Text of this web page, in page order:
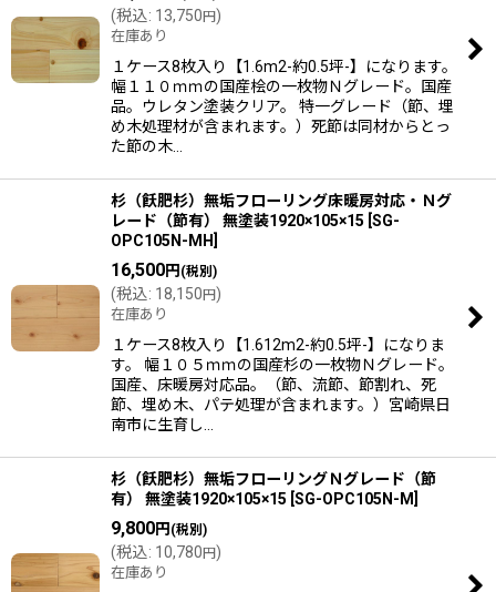
(税込: 13,750 円 )
在庫あり
１ケース8枚入り【1.6m2-約0.5坪-】になります。
幅１１０ｍｍの国産桧の一枚物Ｎグレード。国産
品。ウレタン塗装クリア。 特一グレード（節、埋
め木処理材が含まれます。）死節は同材からとっ
た節の木…
杉（飫肥杉）無垢フローリング床暖房対応・Ｎグ
レード（節有） 無塗装1920×105×15 SG-
OPC105N-MH
16,500円 (税別)
(税込: 18,150 円 )
在庫あり
１ケース8枚入り【1.612m2-約0.5坪-】になりま
す。 幅１０５ｍｍの国産杉の一枚物Ｎグレード。
国産、床暖房対応品。（節、流節、節割れ、死
節、埋め木、パテ処理が含まれます。）宮崎県日
南市に生育し…
杉（飫肥杉）無垢フローリングＮグレード（節
有） 無塗装1920×105×15 SG-OPC105N-M
9,800円 (税別)
(税込: 10,780 円 )
在庫あり